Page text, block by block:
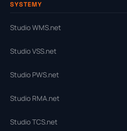
SYSTEMY
Studio WMS.net
Studio VSS.net
Studio PWS.net
Studio RMA.net
Studio TCS.net